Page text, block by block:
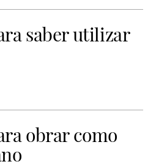
saber utilizar
obrar como